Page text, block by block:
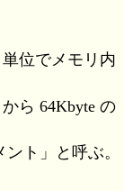
位でメモリ内
ら 64Kbyte の
ト」と呼ぶ。